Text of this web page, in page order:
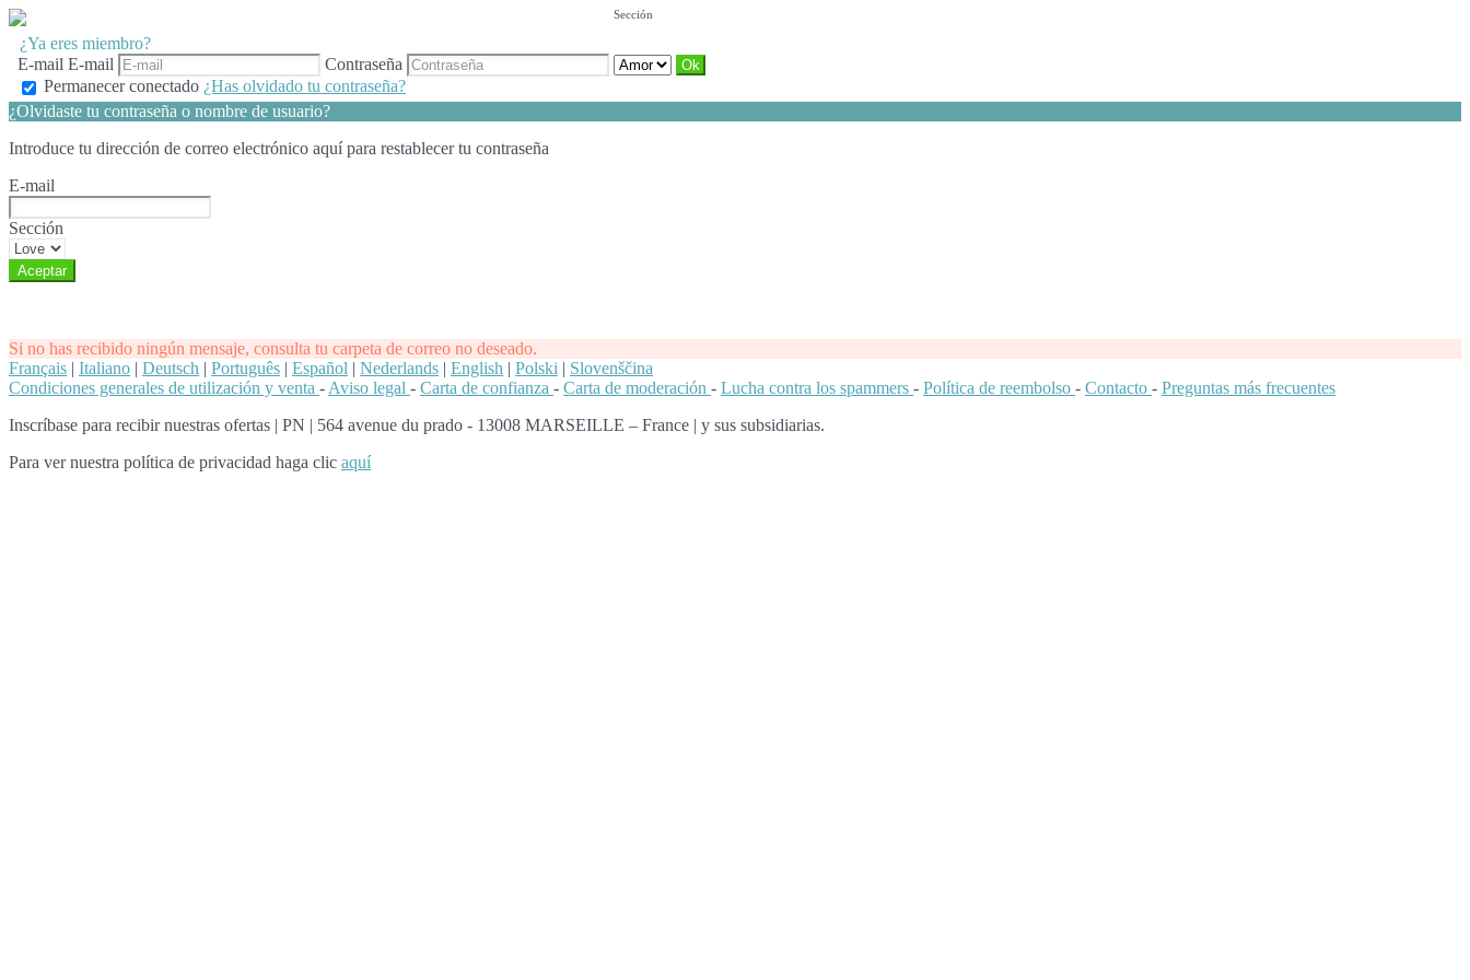
¿Ya eres miembro?
E-mail E-mail Contraseña
Sección
Permanecer conectado ¿Has olvidado tu contraseña?
¿Olvidaste tu contraseña o nombre de usuario?
Introduce tu dirección de correo electrónico aquí para restablecer tu contraseña
E-mail
Sección
Si no has recibido ningún mensaje, consulta tu carpeta de correo no deseado.
Français | Italiano | Deutsch | Português | Español | Nederlands | English | Polski | Slovenščina
Condiciones generales de utilización y venta - Aviso legal - Carta de confianza - Carta de moderación - Lucha contra los spammers - Política de reembolso - Contacto - Preguntas más frecuentes
Inscríbase para recibir nuestras ofertas | PN | 564 avenue du prado - 13008 MARSEILLE – France | y sus subsidiarias.
Para ver nuestra política de privacidad haga clic aquí